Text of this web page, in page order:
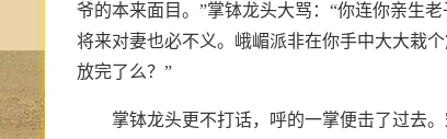
爷的本来面目。”掌钵龙头大骂：“你连你亲生
将来对妻也必不义。峨嵋派非在你手中大大栽
放完了么？”
掌钵龙头更不打话，呼的一掌便击了过去